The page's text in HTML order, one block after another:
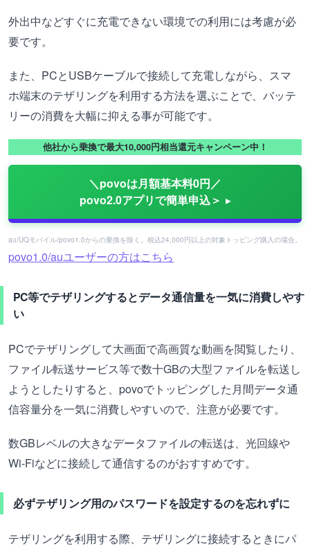
外出中などすぐに充電できない環境での利用には考慮が必
要です。
また、PCとUSBケーブルで接続して充電しながら、スマ
ホ端末のテザリングを利用する方法を選ぶことで、バッテ
リーの消費を大幅に抑える事が可能です。
他社から乗換で最大10,000円相当還元キャンペーン中！
＼povoは月額基本料0円／
povo2.0アプリで簡単申込＞
au/UQモバイル/povo1.0からの乗換を除く。税込24,000円以上の対象トッピング購入の場合。
povo1.0/auユーザーの方はこちら
PC等でテザリングするとデータ通信量を一気に消費しやす
い
PCでテザリングして大画面で高画質な動画を閲覧したり、
ファイル転送サービス等で数十GBの大型ファイルを転送し
ようとしたりすると、povoでトッピングした月間データ通
信容量分を一気に消費しやすいので、注意が必要です。
数GBレベルの大きなデータファイルの転送は、光回線や
Wi-Fiなどに接続して通信するのがおすすめです。
必ずテザリング用のパスワードを設定するのを忘れずに
テザリングを利用する際、テザリングに接続するときにパ